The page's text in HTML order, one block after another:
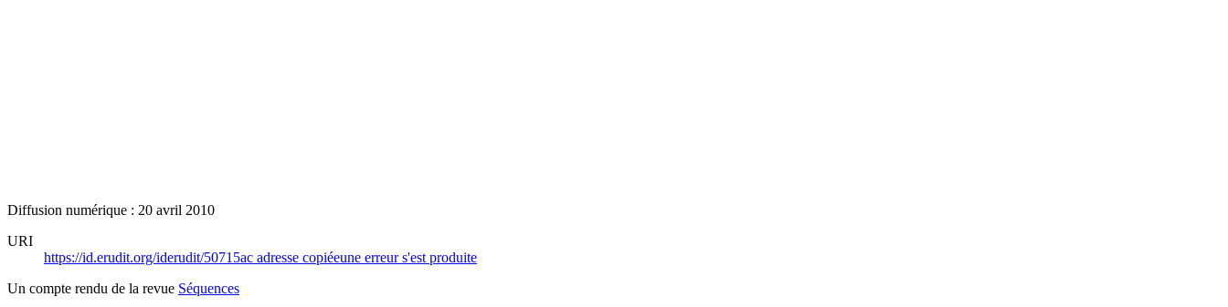
Diffusion numérique : 20 avril 2010
URI
https://id.erudit.org/iderudit/50715ac adresse copiéeune erreur s'est produite
Un compte rendu de la revue Séquences